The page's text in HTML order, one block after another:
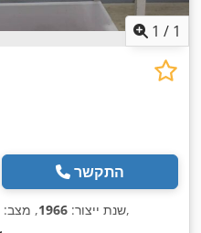
1 / 1
התקשר
שנת ייצור: 1966, מצב: ,